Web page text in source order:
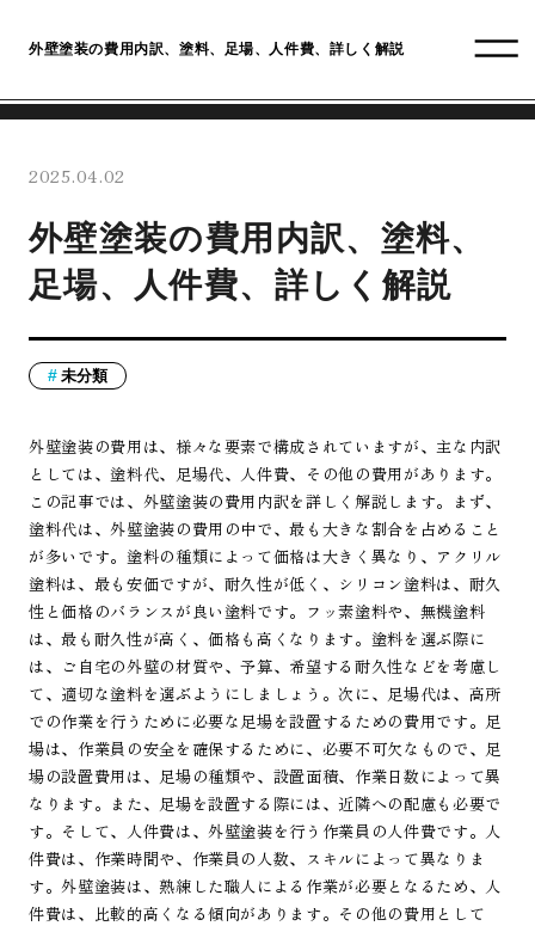
外壁塗装の費用内訳、塗料、足場、人件費、詳しく解説
2025.04.02
外壁塗装の費用内訳、塗料、
足場、人件費、詳しく解説
未分類
外壁塗装の費用は、様々な要素で構成されていますが、主な内訳
としては、塗料代、足場代、人件費、その他の費用があります。
この記事では、外壁塗装の費用内訳を詳しく解説します。まず、
塗料代は、外壁塗装の費用の中で、最も大きな割合を占めること
が多いです。塗料の種類によって価格は大きく異なり、アクリル
塗料は、最も安価ですが、耐久性が低く、シリコン塗料は、耐久
性と価格のバランスが良い塗料です。フッ素塗料や、無機塗料
は、最も耐久性が高く、価格も高くなります。塗料を選ぶ際に
は、ご自宅の外壁の材質や、予算、希望する耐久性などを考慮し
て、適切な塗料を選ぶようにしましょう。次に、足場代は、高所
での作業を行うために必要な足場を設置するための費用です。足
場は、作業員の安全を確保するために、必要不可欠なもので、足
場の設置費用は、足場の種類や、設置面積、作業日数によって異
なります。また、足場を設置する際には、近隣への配慮も必要で
す。そして、人件費は、外壁塗装を行う作業員の人件費です。人
件費は、作業時間や、作業員の人数、スキルによって異なりま
す。外壁塗装は、熟練した職人による作業が必要となるため、人
件費は、比較的高くなる傾向があります。その他の費用として